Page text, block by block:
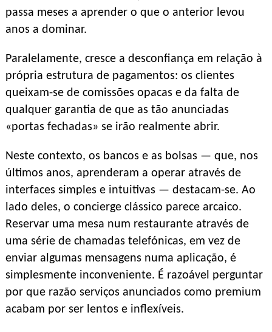
passa meses a aprender o que o anterior levou
anos a dominar.
Paralelamente, cresce a desconfiança em relação à
própria estrutura de pagamentos: os clientes
queixam-se de comissões opacas e da falta de
qualquer garantia de que as tão anunciadas
«portas fechadas» se irão realmente abrir.
Neste contexto, os bancos e as bolsas — que, nos
últimos anos, aprenderam a operar através de
interfaces simples e intuitivas — destacam-se. Ao
lado deles, o concierge clássico parece arcaico.
Reservar uma mesa num restaurante através de
uma série de chamadas telefónicas, em vez de
enviar algumas mensagens numa aplicação, é
simplesmente inconveniente. É razoável perguntar
por que razão serviços anunciados como premium
acabam por ser lentos e inflexíveis.